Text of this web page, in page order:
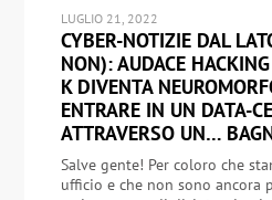
LUGLIO 21, 2022
CYBER-NOTIZIE DAL
NON): AUDACE
K DIVENTA
ENTRARE IN UN DATA-
ATTRAVERSO UN…
Salve gente! Per coloro che
ufficio e che non sono ancora